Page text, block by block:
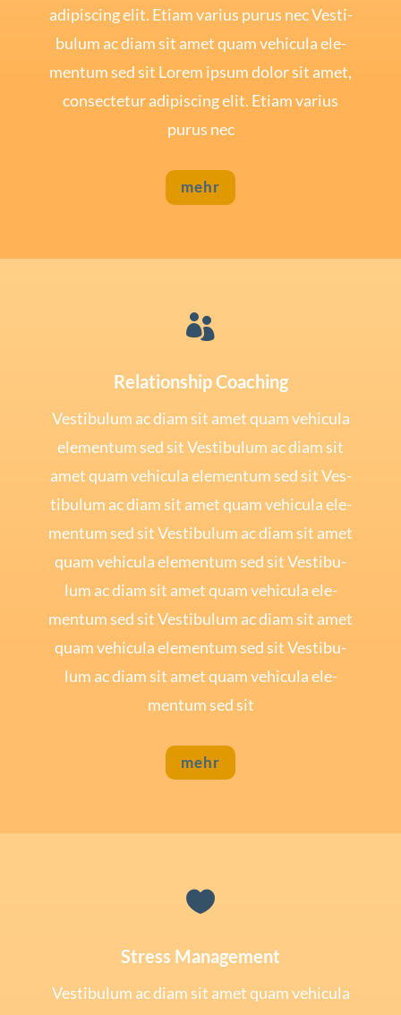
adi­pi­scing elit. Eti­am vari­us purus nec Ves­ti­
bu­lum ac diam sit amet quam vehi­cu­la ele­
mentum sed sit Lorem ipsum dolor sit amet,
con­sec­te­tur adi­pi­scing elit. Eti­am vari­us
purus nec
mehr

Relationship Coaching
Ves­ti­bu­lum ac diam sit amet quam vehi­cu­la
ele­mentum sed sit Ves­ti­bu­lum ac diam sit
amet quam vehi­cu­la ele­mentum sed sit Ves­
ti­bu­lum ac diam sit amet quam vehi­cu­la ele­
mentum sed sit Ves­ti­bu­lum ac diam sit amet
quam vehi­cu­la ele­mentum sed sit Ves­ti­bu­
lum ac diam sit amet quam vehi­cu­la ele­
mentum sed sit Ves­ti­bu­lum ac diam sit amet
quam vehi­cu­la ele­mentum sed sit Ves­ti­bu­
lum ac diam sit amet quam vehi­cu­la ele­
mentum sed sit
mehr

Stress Management
Ves­ti­bu­lum ac diam sit amet quam vehi­cu­la